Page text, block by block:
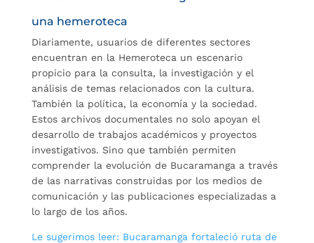
una hemeroteca
Diariamente, usuarios de diferentes sectores
encuentran en la Hemeroteca un escenario
propicio para la consulta, la investigación y el
análisis de temas relacionados con la cultura.
También la política, la economía y la sociedad.
Estos archivos documentales no solo apoyan el
desarrollo de trabajos académicos y proyectos
investigativos. Sino que también permiten
comprender la evolución de Bucaramanga a través
de las narrativas construidas por los medios de
comunicación y las publicaciones especializadas a
lo largo de los años.
Le sugerimos leer: Bucaramanga fortaleció ruta de